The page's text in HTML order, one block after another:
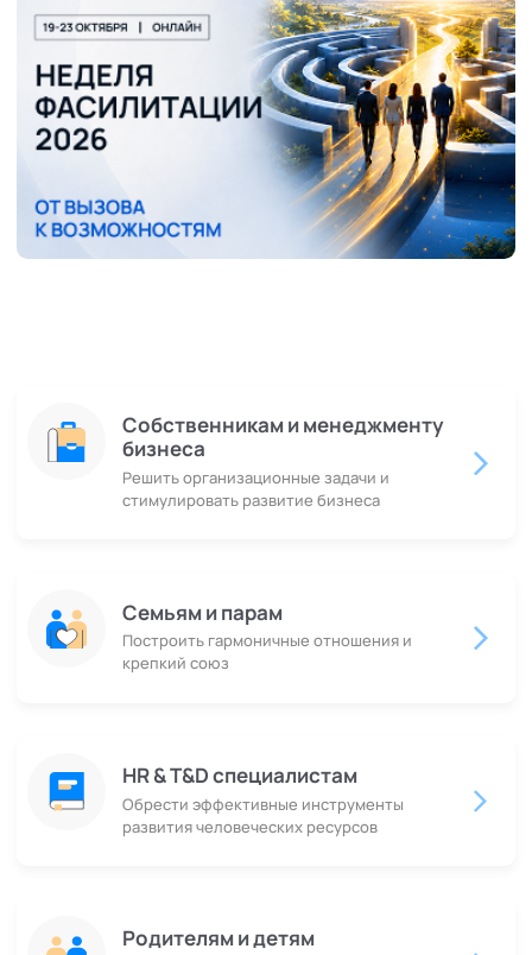
Собственникам и менеджменту
бизнеса
Решить организационные задачи и
стимулировать развитие бизнеса
Семьям и парам
Построить гармоничные отношения и
крепкий союз
HR & T&D специалистам
Обрести эффективные инструменты
развития человеческих ресурсов
Родителям и детям